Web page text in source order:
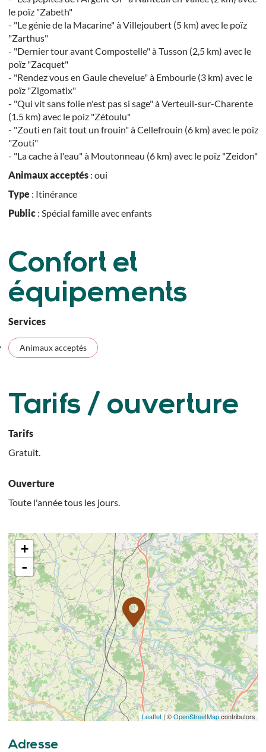
le poïz "Zabeth"
- "Le génie de la Macarine" à Villejoubert (5 km) avec le poïz
"Zarthus"
- "Dernier tour avant Compostelle" à Tusson (2,5 km) avec le
poïz "Zacquet"
- "Rendez vous en Gaule chevelue" à Embourie (3 km) avec le
poïz "Zigomatix"
- "Qui vit sans folie n'est pas si sage" à Verteuil-sur-Charente
(1.5 km) avec le poiz "Zétoulu"
- "Zouti en fait tout un frouin" à Cellefrouin (6 km) avec le poiz
"Zouti"
- "La cache à l'eau" à Moutonneau (6 km) avec le poïz "Zeidon"
Animaux acceptés: oui
Type: Itinérance
Public: Spécial famille avec enfants
Confort et
équipements
Services
Animaux acceptés
Tarifs / ouverture
Tarifs
Gratuit.
Ouverture
Toute l'année tous les jours.
+
-
Leaflet| ©OpenStreetMapcontributors
Adresse